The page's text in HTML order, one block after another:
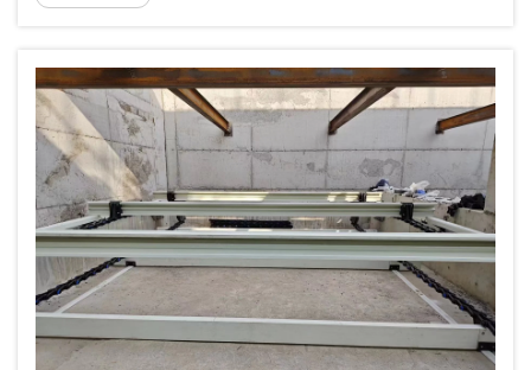
Viwanda vya kinyeu vilivyotumiwa katika
wingi na madhara ya kemikali mbalimbali
kama vile hidrojene sulfide...